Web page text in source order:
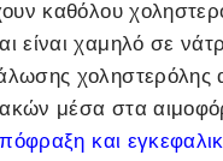
καθόλου
είναι χαμηλό σε
χοληστερόλης
μέσα στα
και